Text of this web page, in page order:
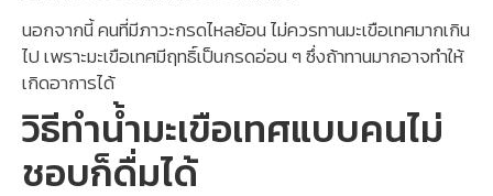
นอกจากนี้ คนที่มีภาวะกรดไหลย้อน ไม่ควรทานมะเขือเทศมากเกิน
ไป เพราะมะเขือเทศมีฤทธิ์เป็นกรดอ่อน ๆ ซึ่งถ้าทานมากอาจทำให้
เกิดอาการได้
วิธีทำน้ำมะเขือเทศแบบคนไม่
ชอบก็ดื่มได้